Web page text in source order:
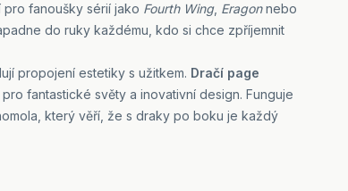
fanoušky sérií jako Fourth Wing, Eragonnebo
do ruky každému, kdo si chce zpříjemnit
propojení estetiky s užitkem. Dračí page
fantastické světy a inovativní design. Funguje
který věří, že s draky po boku je každý